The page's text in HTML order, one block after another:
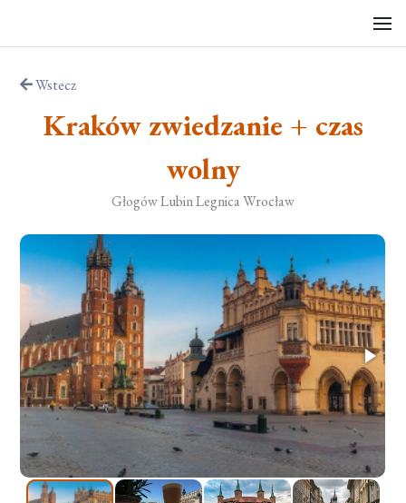
Wstecz
Kraków zwiedzanie + czas
wolny
Głogów Lubin Legnica Wrocław